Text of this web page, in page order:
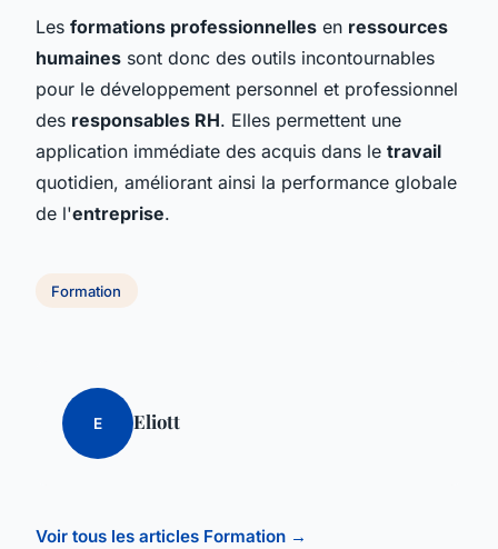
Les formations professionnelles en ressources
humaines sont donc des outils incontournables
pour le développement personnel et professionnel
des responsables RH. Elles permettent une
application immédiate des acquis dans le travail
quotidien, améliorant ainsi la performance globale
de l'entreprise.
Formation
E Eliott
Voir tous les articles Formation →